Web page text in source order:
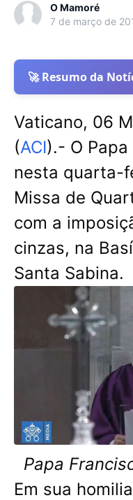
O Mamoré
7 de março de
🚀 Resumo da
Vaticano, 06
(ACI).- O
nesta quarta-
Missa de
com a
cinzas, na
Santa Sabina.
Papa
Em sua